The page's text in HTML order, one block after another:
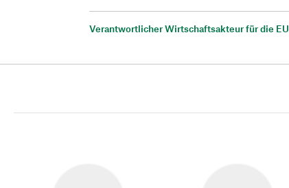
Verantwortlicher Wirtschaftsakteur für die EU